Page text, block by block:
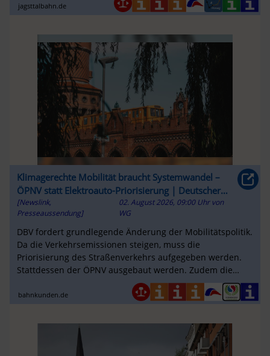
jagsttalbahn.de
Klimagerechte Mobilität braucht Systemwandel –
ÖPNV statt Elektroauto-Priorisierung | Deutscher
Bahnkunden-Verband e.V. – DBV
[Newslink,
Presseaussendung]
02. August 2026, 09:00 Uhr von
WG
DBV fordert grundlegende Änderung der Mobilitätspolitik.
Da die Verkehrsemissionen steigen, muss die
Priorisierung des Straßenverkehrs aufgegeben werden.
Stattdessen der ÖPNV ausgebaut werden. Zudem die
Verkehrsvermeidung im Mittelpunkt ...
bahnkunden.de